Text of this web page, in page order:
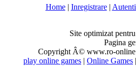
Home| Inregistrare|
Site optimizat
Pagina
Copyright Â© www.ro-
play online games | Online Games